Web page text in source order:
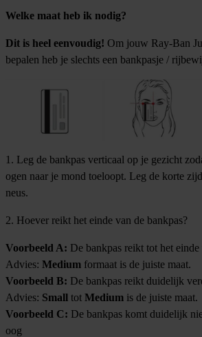
Welke maat heb ik nodig?
Dit is heel eenvoudig! Om jouw Ray-Ban
bepalen heb je slechts een bankpasje /
1. Leg de bankpas verticaal op je gezicht
ogen naar je mond toeloopt. Leg de korte
neus.
2. Hoever reikt het einde van de bankpas?
Voorbeeld A: De bankpas reikt tot het
Advies: Medium formaat is de juiste maat.
Voorbeeld B: De bankpas reikt duidelijk
Advies: Small tot Medium is de juiste maat.
Voorbeeld C: De bankpas komt duidelijk
oog